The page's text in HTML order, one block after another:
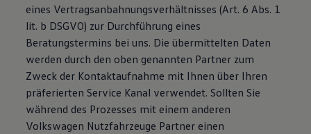
eines Vertragsanbahnungsverhältnisses (Art. 6 Abs. 1
lit. b DSGVO) zur Durchführung eines
Beratungstermins bei uns. Die übermittelten Daten
werden durch den oben genannten Partner zum
Zweck der Kontaktaufnahme mit Ihnen über Ihren
präferierten Service Kanal verwendet. Sollten Sie
während des Prozesses mit einem anderen
Volkswagen Nutzfahrzeuge Partner einen